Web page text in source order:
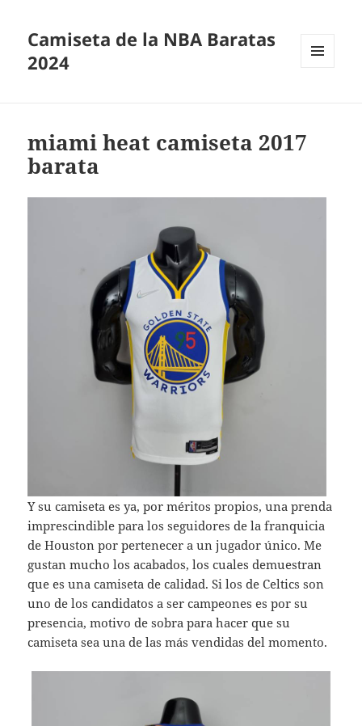
Camiseta de la NBA Baratas
2024
miami heat camiseta 2017
barata
Y su camiseta es ya, por méritos propios, una prenda
imprescindible para los seguidores de la franquicia
de Houston por pertenecer a un jugador único. Me
gustan mucho los acabados, los cuales demuestran
que es una camiseta de calidad. Si los de Celtics son
uno de los candidatos a ser campeones es por su
presencia, motivo de sobra para hacer que su
camiseta sea una de las más vendidas del momento.